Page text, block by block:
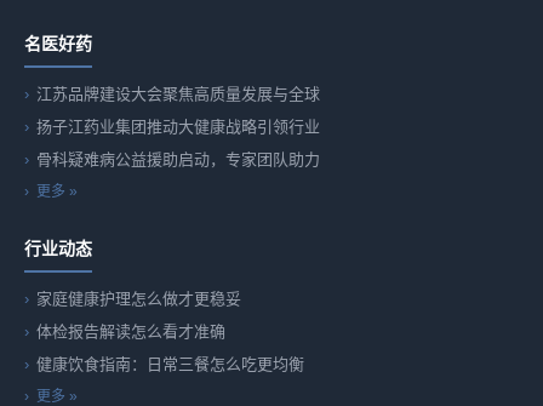
名医好药
江苏品牌建设大会聚焦高质量发展与全球
扬子江药业集团推动大健康战略引领行业
骨科疑难病公益援助启动，专家团队助力
更多 »
行业动态
家庭健康护理怎么做才更稳妥
体检报告解读怎么看才准确
健康饮食指南：日常三餐怎么吃更均衡
更多 »